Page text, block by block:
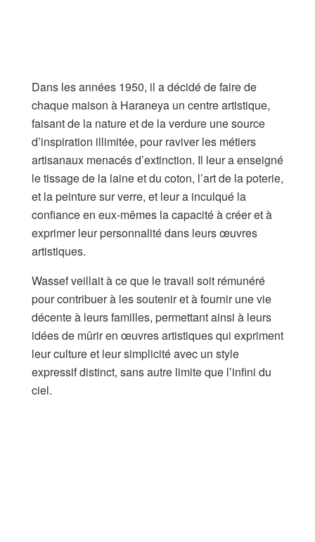
Dans les années 1950, il a décidé de faire de
chaque maison à Haraneya un centre artistique,
faisant de la nature et de la verdure une source
d’inspiration illimitée, pour raviver les métiers
artisanaux menacés d’extinction. Il leur a enseigné
le tissage de la laine et du coton, l’art de la poterie,
et la peinture sur verre, et leur a inculqué la
confiance en eux-mêmes la capacité à créer et à
exprimer leur personnalité dans leurs œuvres
artistiques.
Wassef veillait à ce que le travail soit rémunéré
pour contribuer à les soutenir et à fournir une vie
décente à leurs familles, permettant ainsi à leurs
idées de mûrir en œuvres artistiques qui expriment
leur culture et leur simplicité avec un style
expressif distinct, sans autre limite que l’infini du
ciel.